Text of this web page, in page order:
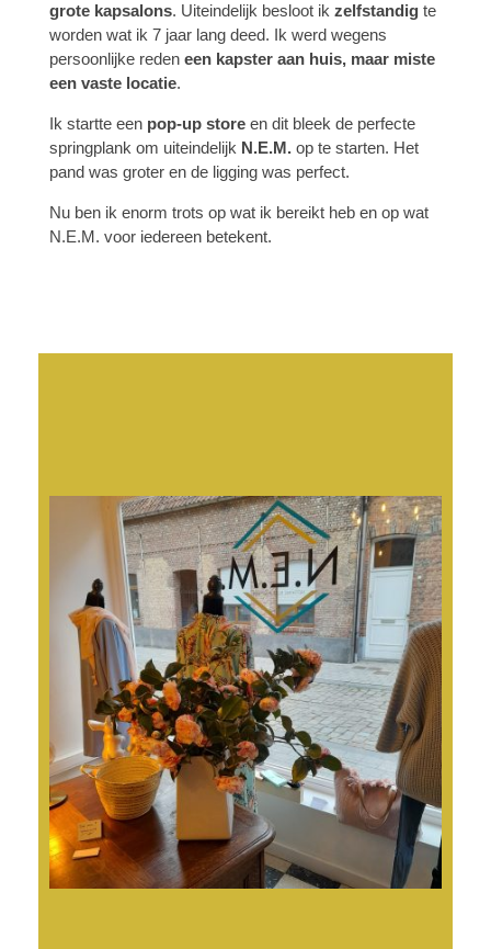
grote kapsalons. Uiteindelijk besloot ik zelfstandig te
worden wat ik 7 jaar lang deed. Ik werd wegens
persoonlijke reden een kapster aan huis, maar miste
een vaste locatie.
Ik startte een pop-up store en dit bleek de perfecte
springplank om uiteindelijk N.E.M. op te starten. Het
pand was groter en de ligging was perfect.
Nu ben ik enorm trots op wat ik bereikt heb en op wat
N.E.M. voor iedereen betekent.